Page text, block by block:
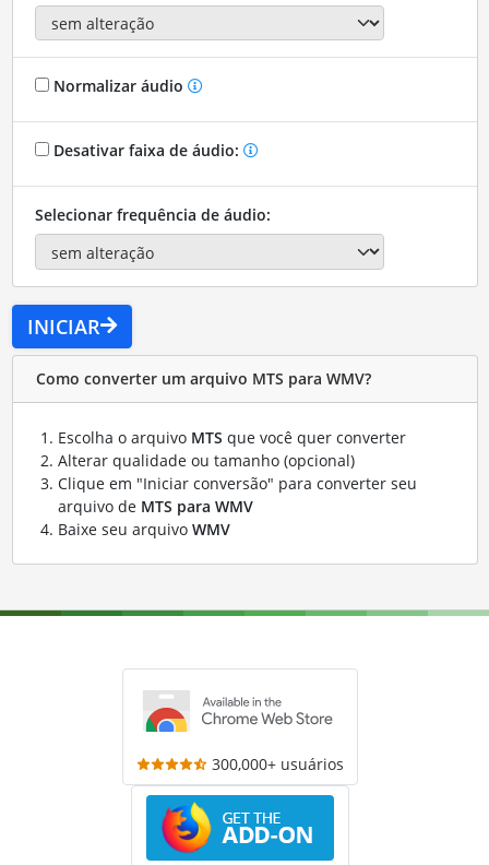
Normalizar áudio
Desativar faixa de áudio:
Selecionar frequência de áudio:
INICIAR
Como converter um arquivo MTS para WMV?
Escolha o arquivo MTS que você quer converter
Alterar qualidade ou tamanho (opcional)
Clique em "Iniciar conversão" para converter seu
arquivo de MTS para WMV
Baixe seu arquivo WMV
300,000+ usuários